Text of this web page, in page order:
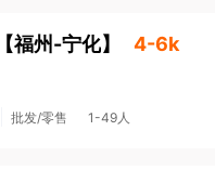
【福州-宁化】 4-6k
批发/零售 1-49人